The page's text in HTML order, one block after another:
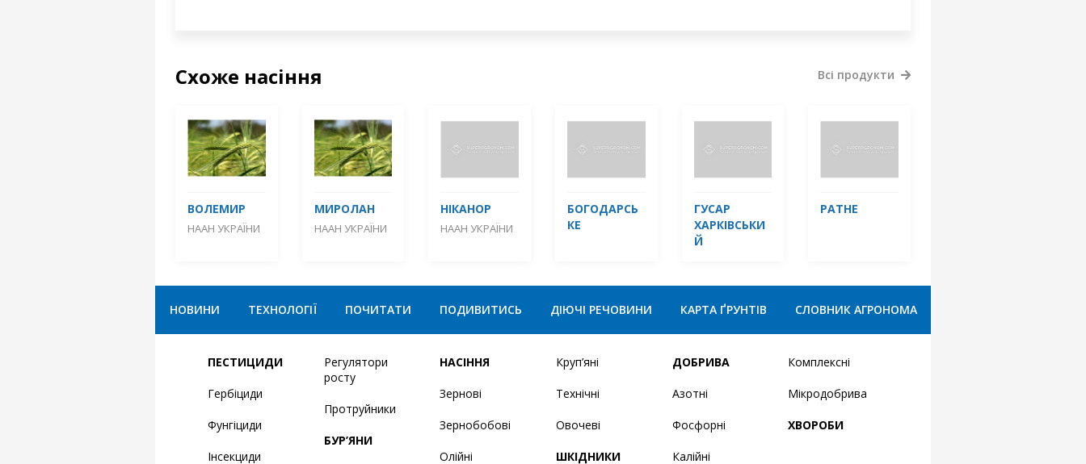
Схоже насіння
ВОЛЕМИР
НААН УКРАЇНИ
МИРОЛАН
НААН УКРАЇНИ
НІКАНОР
НААН УКРАЇНИ
БОГОДАРСЬ
КЕ
ГУСАР
ХАРКІВСЬКИ
Й
РАТНЕ
Всі продукти
НОВИНИ ТЕХНОЛОГІЇ ПОЧИТАТИ ПОДИВИТИСЬ ДІЮЧІ РЕЧОВИНИ КАРТА ҐРУНТІВ СЛОВНИК АГРОНОМА
ПЕСТИЦИДИ
Гербіциди
Фунгіциди
Інсекциди
Регулятори
росту
Протруйники
БУР’ЯНИ
НАСІННЯ
Зернові
Зернобобові
Олійні
Круп’яні
Технічні
Овочеві
ШКІДНИКИ
ДОБРИВА
Азотні
Фосфорні
Калійні
Комплексні
Мікродобрива
ХВОРОБИ